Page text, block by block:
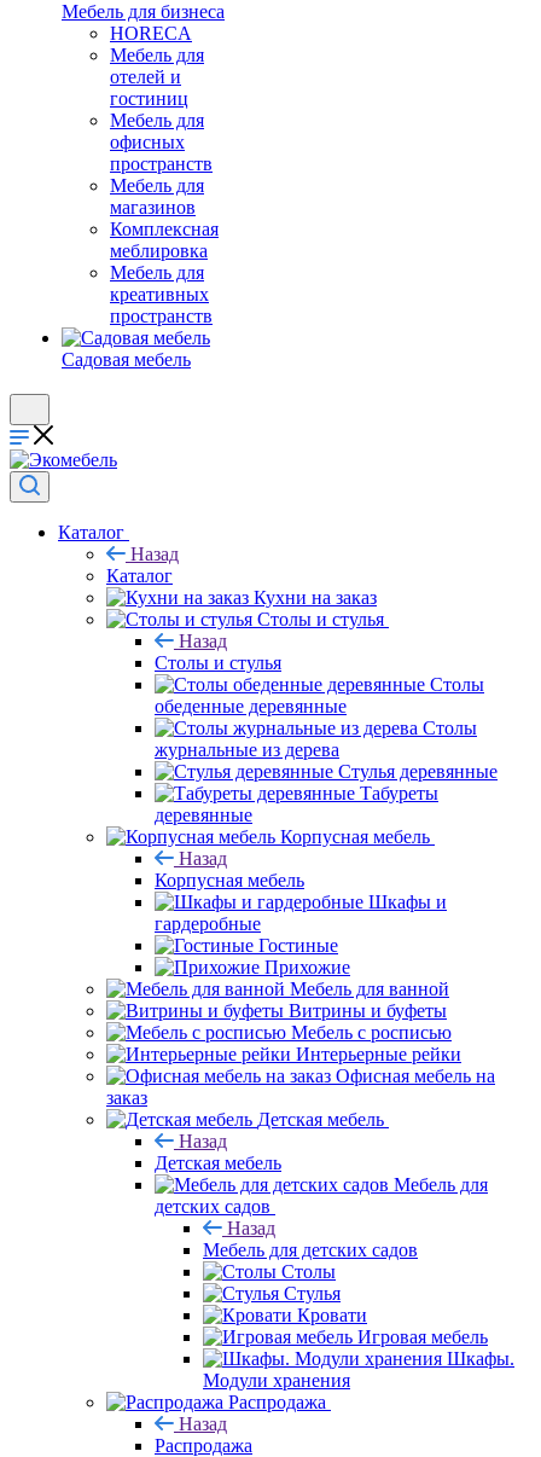
Мебель для бизнеса
HORECA
Мебель для
отелей и
гостиниц
Мебель для
офисных
пространств
Мебель для
магазинов
Комплексная
меблировка
Мебель для
креативных
пространств
Садовая мебель
Каталог
Назад
Каталог
Кухни на заказ
Столы и стулья
Назад
Столы и стулья
Столы
обеденные деревянные
Столы
журнальные из дерева
Стулья деревянные
Табуреты
деревянные
Корпусная мебель
Назад
Корпусная мебель
Шкафы и
гардеробные
Гостиные
Прихожие
Мебель для ванной
Витрины и буфеты
Мебель с росписью
Интерьерные рейки
Офисная мебель на
заказ
Детская мебель
Назад
Детская мебель
Мебель для
детских садов
Назад
Мебель для детских садов
Столы
Стулья
Кровати
Игровая мебель
Шкафы.
Модули хранения
Распродажа
Назад
Распродажа